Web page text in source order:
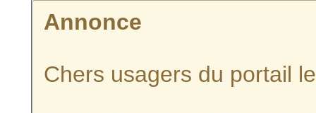
Annonce
Chers usagers du portail